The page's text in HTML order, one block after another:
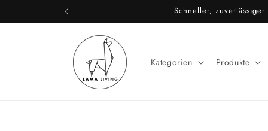
Inhalt
Schneller,
Kategorien Produkte